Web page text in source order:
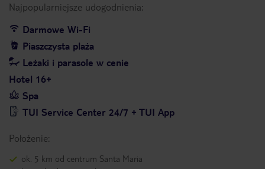
Najpopularniejsze udogodnienia:
Darmowe Wi-Fi
Piaszczysta plaża
Leżaki i parasole w cenie
Hotel 16+
Spa
TUI Service Center 24/7 + TUI App
Położenie:
ok. 5 km od centrum Santa Maria